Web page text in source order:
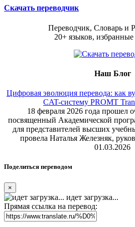
Скачать переводчик
Переводчик, Словарь и
20+ языков,
Наш Блог
Цифровая эволюция перевода: как
CAT-систему PROMT
18 февраля 2026 года прошел
посвященный Академической
для представителей высших
провела Наталья Железняк,
01.03.2026
Поделиться переводом
×
идет загрузка...
Прямая ссылка на перевод: